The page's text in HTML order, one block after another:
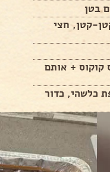
בטן
קטן, חצי
קוקוס + אותם
כלשהי, כדור